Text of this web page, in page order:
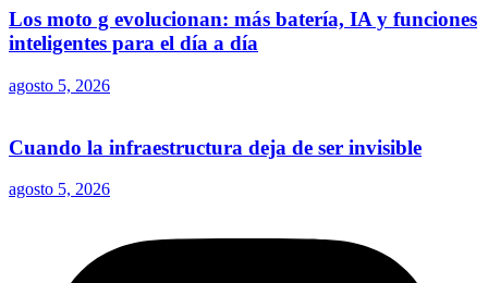
Los moto g evolucionan: más batería, IA y funciones
inteligentes para el día a día
agosto 5, 2026
Cuando la infraestructura deja de ser invisible
agosto 5, 2026